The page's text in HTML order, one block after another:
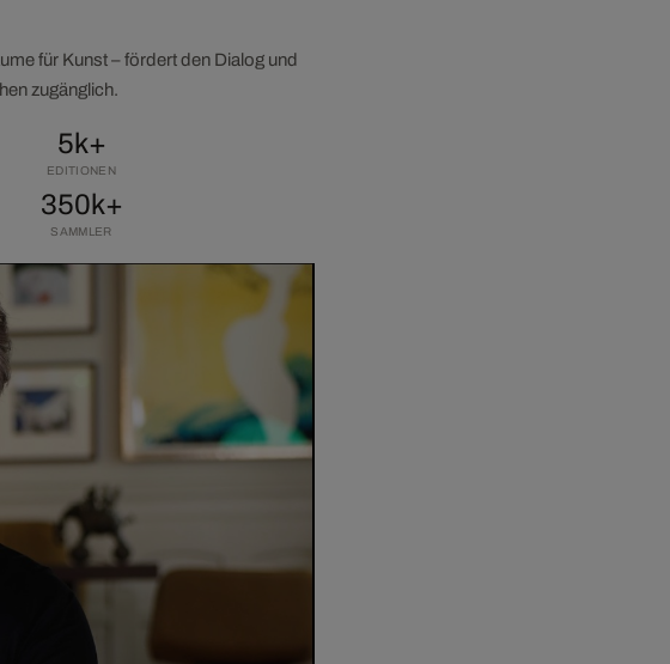
für Kunst – fördert den Dialog und
zugänglich.
5k+
EDITIONEN
350k+
SAMMLER